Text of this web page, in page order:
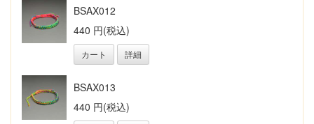
BSAX012
440 円(税込)
カート 詳細
BSAX013
440 円(税込)